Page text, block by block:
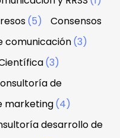
(5)
Consensos
comunicación(3)
(3)
de
marketing(4)
desarrollo de